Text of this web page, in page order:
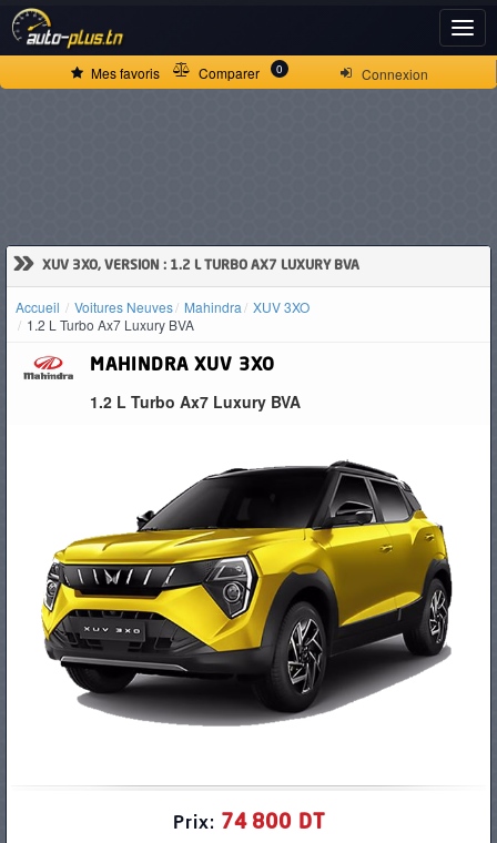
Connexion
Mes favoris Comparer 0
» XUV 3XO, VERSION : 1.2 L TURBO AX7 LUXURY BVA
Accueil Voitures Neuves Mahindra
XUV 3XO
1.2 L Turbo Ax7 Luxury BVA
MAHINDRA XUV 3XO
1.2 L Turbo Ax7 Luxury BVA
Prix: 74 800 DT
ACCUEIL
VOITURES
D'OCCASION